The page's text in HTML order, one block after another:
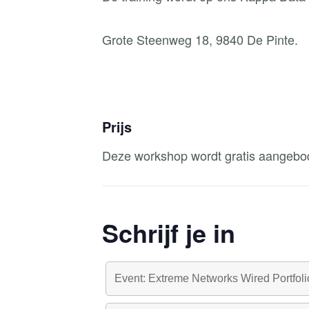
Grote Steenweg 18, 9840 De Pinte.
Prijs
Deze workshop wordt gratis
Schrijf je in